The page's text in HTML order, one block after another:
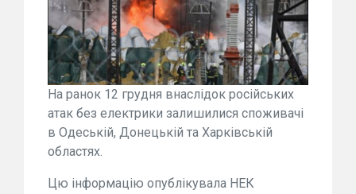
На ранок 12 грудня внаслідок російських
атак без електрики залишилися споживачі
в Одеській, Донецькій та Харківській
областях.
Цю інформацію опублікувала НЕК